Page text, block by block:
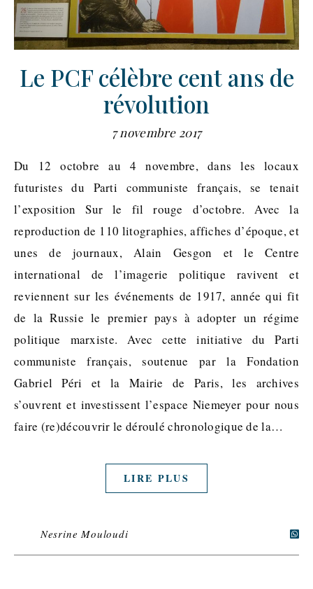
Le PCF célèbre cent ans de
révolution
7 novembre 2017
Du 12 octobre au 4 novembre, dans les locaux
futuristes du Parti communiste français, se tenait
l’exposition Sur le fil rouge d’octobre. Avec la
reproduction de 110 litographies, affiches d’époque, et
unes de journaux, Alain Gesgon et le Centre
international de l’imagerie politique ravivent et
reviennent sur les événements de 1917, année qui fit
de la Russie le premier pays à adopter un régime
politique marxiste. Avec cette initiative du Parti
communiste français, soutenue par la Fondation
Gabriel Péri et la Mairie de Paris, les archives
s’ouvrent et investissent l’espace Niemeyer pour nous
faire (re)découvrir le déroulé chronologique de la…
LIRE PLUS
Nesrine Mouloudi